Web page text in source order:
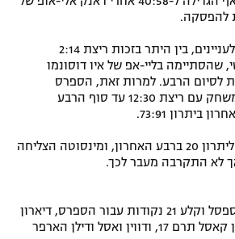
אלא שמינסוטה חזרה לעניינים, בין היתר בזכות ריצת 2:14
שהסתיימה בליי-אפ של איו דוסונמו
7:51 דקות לסיום הרבע. למרות זאת, הספרס
השתלטו מחדש על המשחק עם ריצת 12:30 עד סוף הרבע
ביתרון 73:91.
סן אנטוניו כבר עלתה ליתרון 20 ברבע האחרון, ומינסוטה הצליחה
קלדון ג'ונסון עלה מהספסל וקלע 21 נקודות עבור הספרס, דיארון
פוקס הוסיף 18, סטפון קאסל תרם 17, ודווין ואסל ודילן הארפר